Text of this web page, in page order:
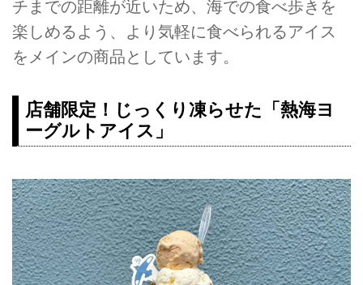
チまでの距離が近いため、海での食べ歩きを
楽しめるよう、より気軽に食べられるアイス
をメインの商品としています。
店舗限定！じっくり凍らせた「熱海ヨ
ーグルトアイス」